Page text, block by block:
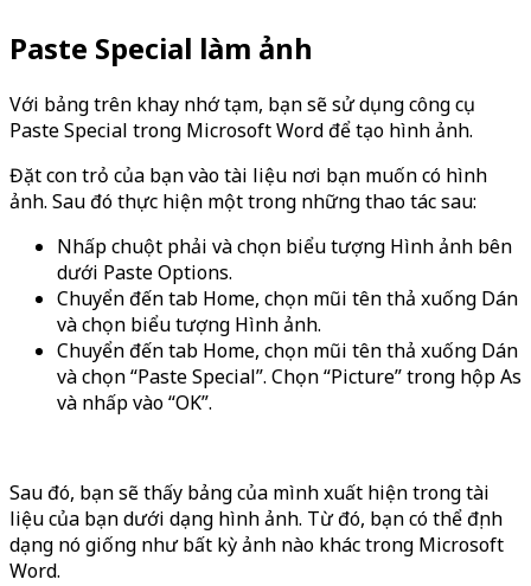
Paste Special làm ảnh
Với bảng trên khay nhớ tạm, bạn sẽ sử dụng công cụ
Paste Special trong Microsoft Word để tạo hình ảnh.
Đặt con trỏ của bạn vào tài liệu nơi bạn muốn có hình
ảnh. Sau đó thực hiện một trong những thao tác sau:
Nhấp chuột phải và chọn biểu tượng Hình ảnh bên
dưới Paste Options.
Chuyển đến tab Home, chọn mũi tên thả xuống Dán
và chọn biểu tượng Hình ảnh.
Chuyển đến tab Home, chọn mũi tên thả xuống Dán
và chọn “Paste Special”. Chọn “Picture” trong hộp As
và nhấp vào “OK”.
Sau đó, bạn sẽ thấy bảng của mình xuất hiện trong tài
liệu của bạn dưới dạng hình ảnh. Từ đó, bạn có thể định
dạng nó giống như bất kỳ ảnh nào khác trong Microsoft
Word.